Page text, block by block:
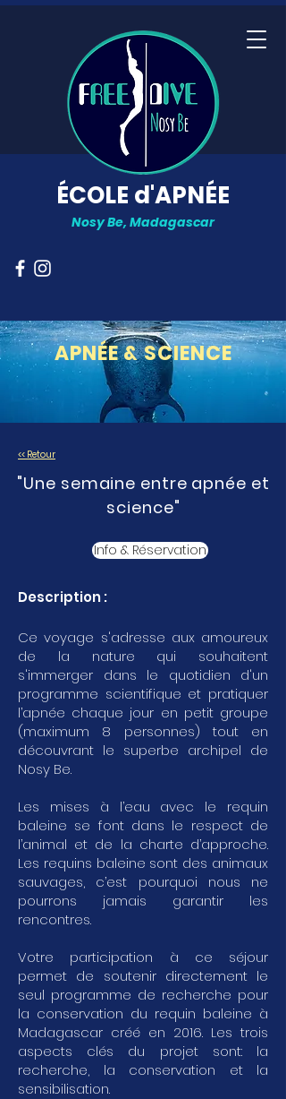
ÉCOLE d'APNÉE
Nosy Be, Madagascar
APNÉE & SCIENCE
<< Retour
"Une semaine entre apnée et
science"
Info & Réservation
Description :
Ce voyage s'adresse aux amoureux
de la nature qui souhaitent
s'immerger dans le quotidien d'un
programme scientifique et pratiquer
l’apnée chaque jour en petit groupe
(maximum 8 personnes) tout en
découvrant le superbe archipel de
Nosy Be.
Les mises à l’eau avec le requin
baleine se font dans le respect de
l’animal et de la charte d’approche.
Les requins baleine sont des animaux
sauvages, c’est pourquoi nous ne
pourrons jamais garantir les
rencontres.
Votre participation à ce séjour
permet de soutenir directement le
seul programme de recherche pour
la conservation du requin baleine à
Madagascar créé en 2016. Les trois
aspects clés du projet sont: la
recherche, la conservation et la
sensibilisation.